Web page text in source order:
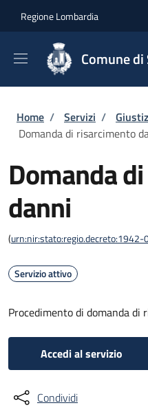
Regione Lombardia
Comune
Briciole di
Home / Servizi /
Domanda di risarcimento
Domanda
danni
(
Servizio attivo
Procedimento di domanda di
Accedi al servizio
Condividi